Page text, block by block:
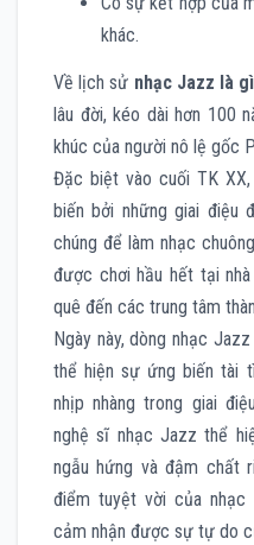
khác.
Về lịch sử nhạc Jazz là gì
lâu đời, kéo dài hơn 100
khúc của người nô lệ gốc
Đặc biệt vào cuối TK
biến bởi những giai điệu
chúng để làm nhạc
được chơi hầu hết tại
quê đến các trung tâm
Ngày này, dòng nhạc
thể hiện sự ứng biến tài
nhịp nhàng trong giai
nghệ sĩ nhạc Jazz thể
ngẫu hứng và đậm chất
điểm tuyệt vời của
cảm nhận được sự tự do